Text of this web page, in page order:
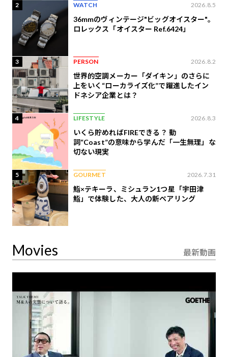
2 WATCH 2026.8.5
36mmのヴィンテージ"ビッグオイスター"。
ロレックス「オイスター Ref.6424」
3 PERSON 2026.8.2
世界的空調メーカー「ダイキン」のさらに
上をいく“ローカライズ化”で躍進したイン
ドネシア企業とは？
4 LIFESTYLE 2026.8.3
いくら貯めればFIREできる？ 動
詞“Coast”の意味から学んだ「一生無理」な
切ない現実
5 GOURMET 2026.7.31
鮨×テキーラ、ミシュラン1つ星「宇田津
鮨」で体験した、大人の新ペアリング
Movies 最新動画